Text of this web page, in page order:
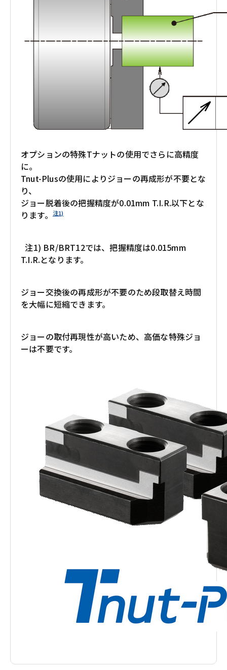
オプションの特殊Tナットの使用でさらに高精度
に。
Tnut-Plusの使用によりジョーの再成形が不要とな
り、
ジョー脱着後の把握精度が0.01mm T.I.R.以下とな
ります。注1)
注1) BR/BRT12では、把握精度は0.015mm
T.I.R.となります。
ジョー交換後の再成形が不要のため段取替え時間
を大幅に短縮できます。
ジョーの取付再現性が高いため、高価な特殊ジョ
ーは不要です。